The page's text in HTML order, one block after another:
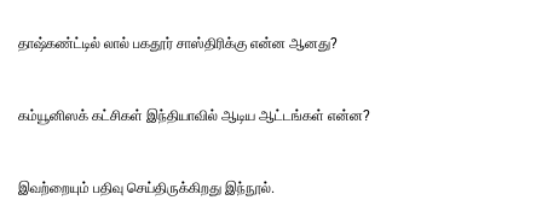
தாஷ்கண்ட்டில் லால் பகதூர் சாஸ்திரிக்கு என்ன ஆனது?
கம்யூனிஸக் கட்சிகள் இந்தியாவில் ஆடிய ஆட்டங்கள் என்ன?
இவற்றையும் பதிவு செய்திருக்கிறது இந்நூல்.